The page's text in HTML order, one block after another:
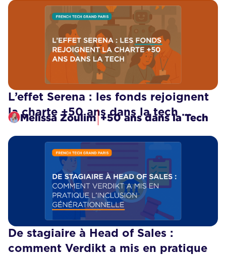
L’effet Serena : les fonds rejoignent
la charte +50 ans dans la tech …
Melissa Zoulim +50 ans dans la Tech
De stagiaire à Head of Sales :
comment Verdikt a mis en pratique